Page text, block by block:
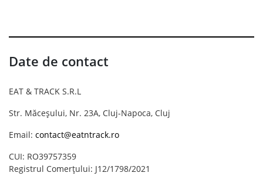
Date de contact
EAT & TRACK S.R.L
Str. Măceșului, Nr. 23A, Cluj-Napoca, Cluj
Email: contact@eatntrack.ro
CUI: RO39757359
Registrul Comerțului: J12/1798/2021